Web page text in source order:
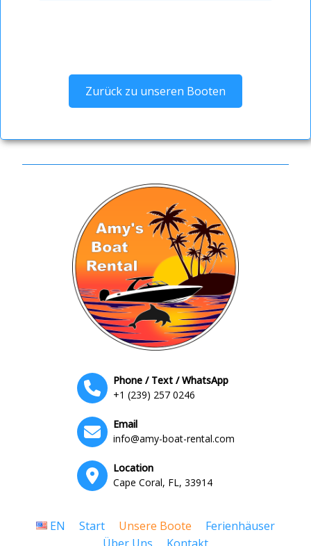
Zurück zu unseren Booten
Phone / Text / WhatsApp
+1 (239) 257 0246
Email
info@amy-boat-rental.com
Location
Cape Coral, FL, 33914
EN Start Unsere Boote
Ferienhäuser
Über Uns
Kontakt